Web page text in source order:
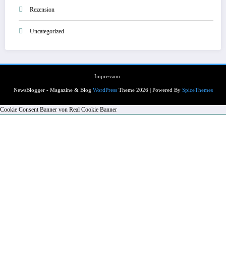
Rezension
Uncategorized
Impressum
NewsBlogger - Magazine & Blog WordPressTheme 2026 | Powered By SpiceThemes
Cookie Consent Banner von Real Cookie Banner